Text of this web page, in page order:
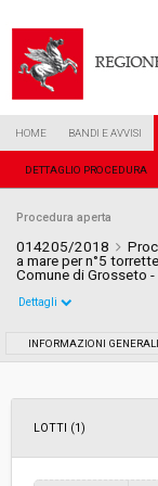
HOME BANDI E AVVISI
DETTAGLIO PROCEDURA
Procedura aperta
014205/2018
a mare per n°5
Comune di Grosseto
Data pubblicazione:
Dettagli
INFORMAZIONI GENERALI
LOTTI (1)